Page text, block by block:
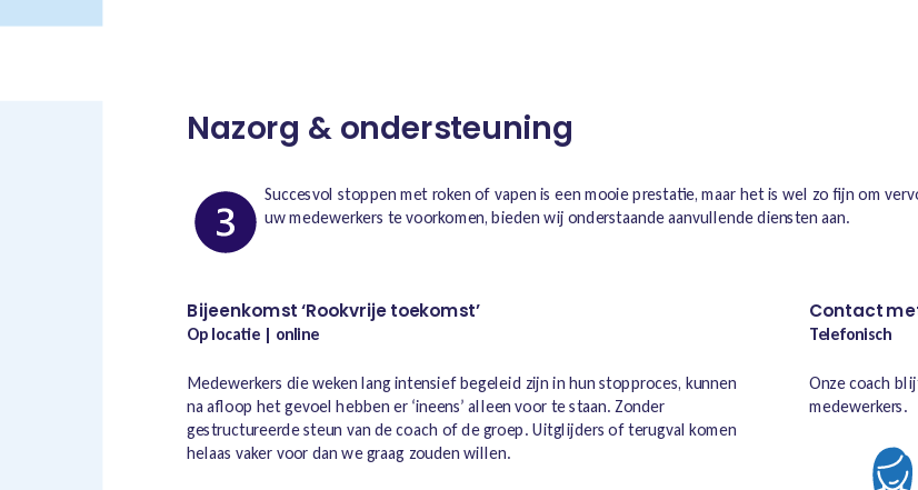
Nazorg & ondersteuning
Succesvol stoppen met roken of vapen is een mooie prestatie, maar het is wel zo fijn om
uw medewerkers te voorkomen, bieden wij onderstaande aanvullende diensten aan.
Bijeenkomst ‘Rookvrije toekomst’
Op locatie | online
Medewerkers die weken lang intensief begeleid zijn in hun stopproces, kunnen
na afloop het gevoel hebben er ‘ineens’ alleen voor te staan. Zonder
gestructureerde steun van de coach of de groep. Uitglijders of terugval komen
helaas vaker voor dan we graag zouden willen.
Contact
Telefonisch
Onze coach
medewerkers.